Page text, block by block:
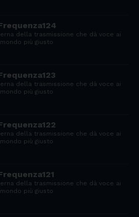
della trasmissione che dà voce ai
più giusto
della trasmissione che dà voce ai
più giusto
della trasmissione che dà voce ai
più giusto
della trasmissione che dà voce ai
più giusto